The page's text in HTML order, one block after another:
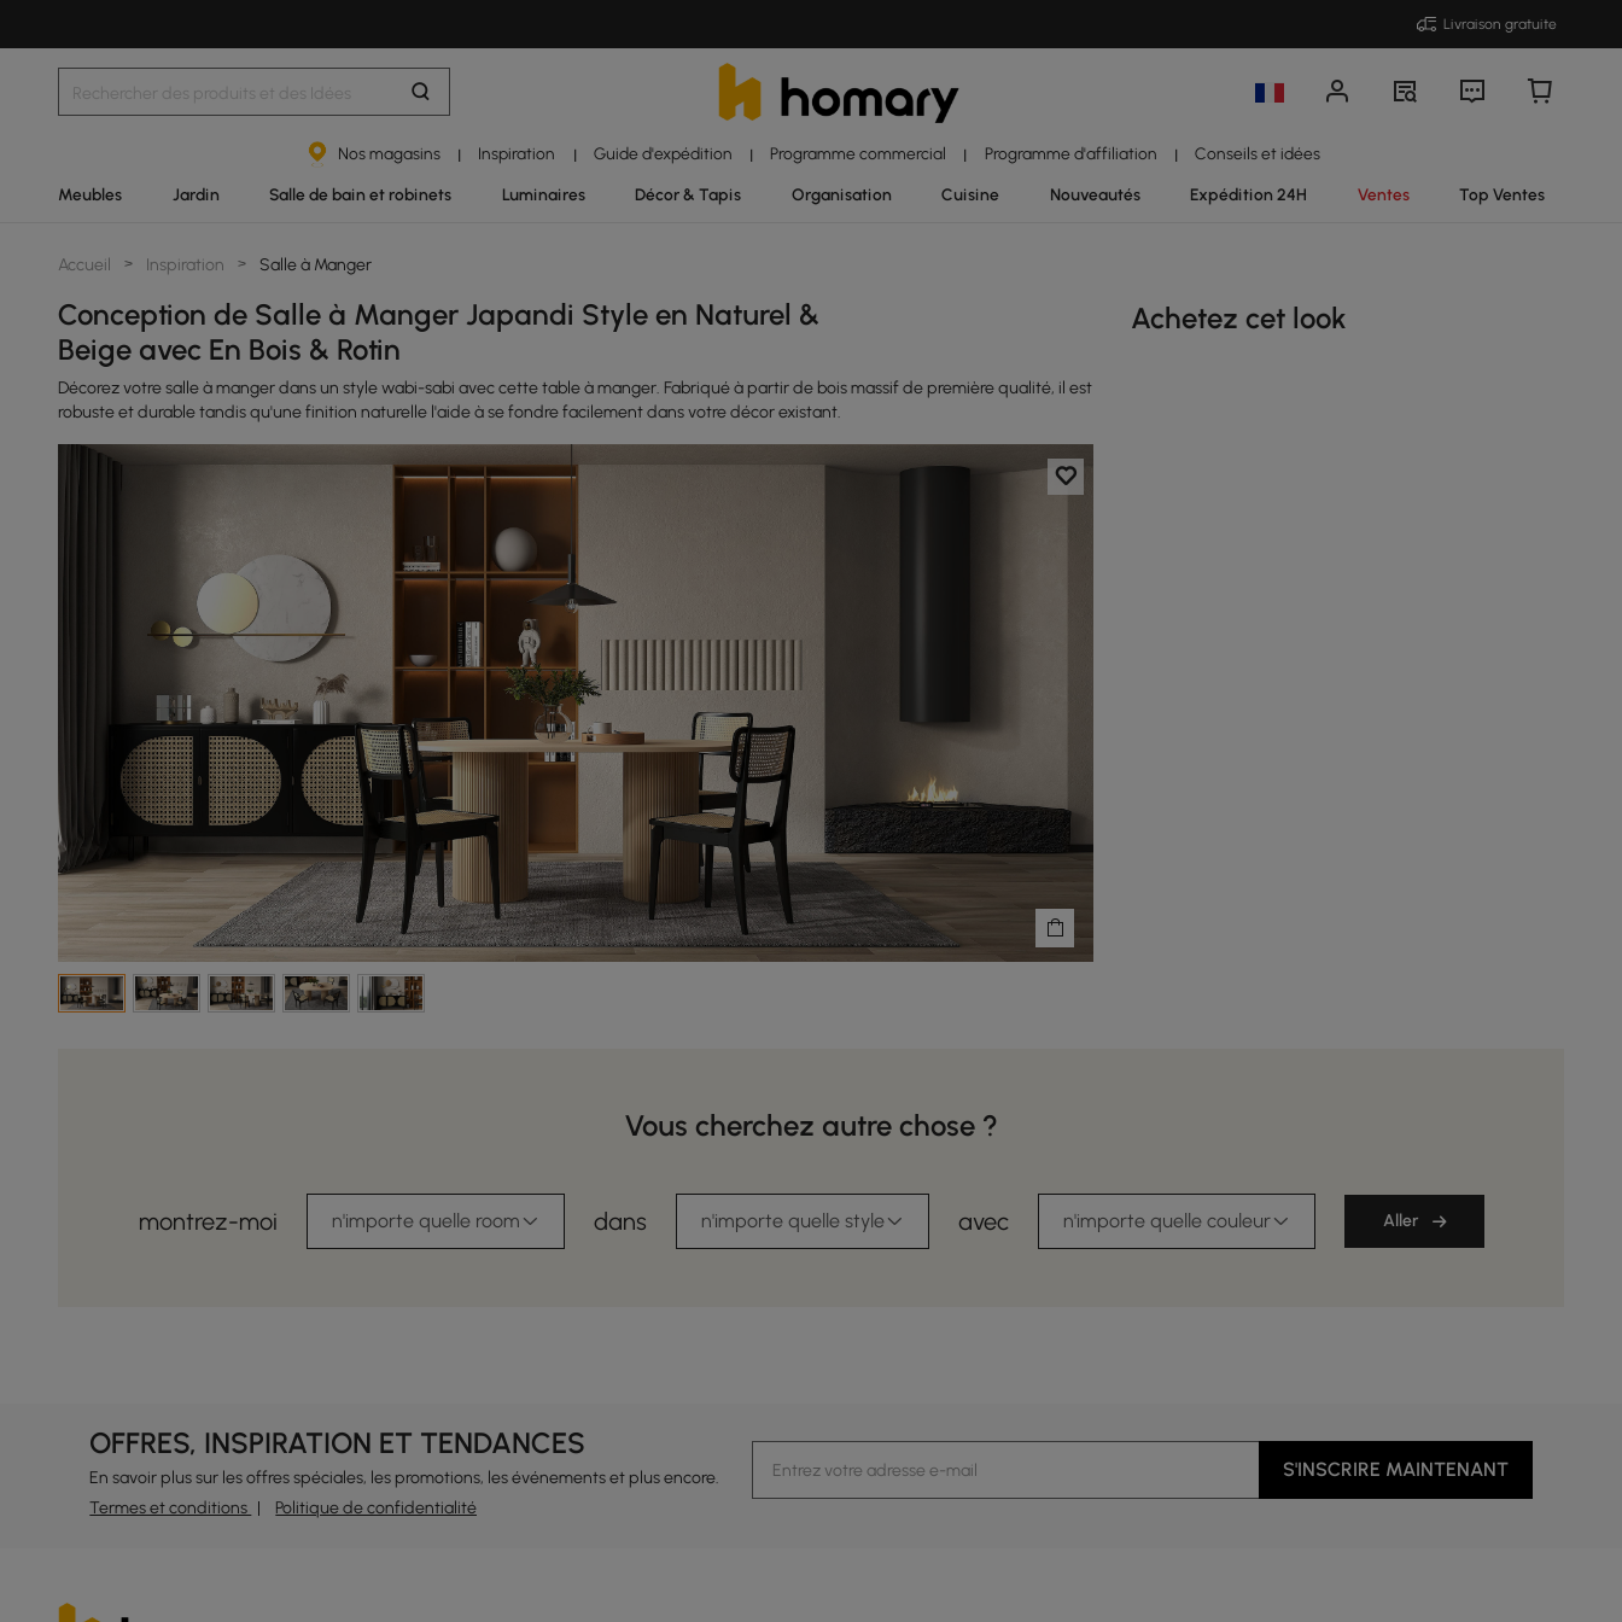
Livraison gratuite
Nos magasins | Inspiration | Guide d'expédition | Programme commercial | Programme d'affiliation | Conseils et idées
Meubles Jardin Salle de bain et robinets Luminaires Décor & Tapis Organisation Cuisine Nouveautés Expédition 24H Ventes Top Ventes
Accueil > Inspiration > Salle à Manger
Conception de Salle à Manger Japandi Style en Naturel &
Beige avec En Bois & Rotin
Décorez votre salle à manger dans un style wabi-sabi avec cette table à manger. Fabriqué à partir de bois massif de première qualité, il est
robuste et durable tandis qu'une finition naturelle l'aide à se fondre facilement dans votre décor existant.
Achetez cet look
Vous cherchez autre chose ?
montrez-moi n'importe quelle room dans n'importe quelle style avec n'importe quelle couleur Aller
OFFRES, INSPIRATION ET TENDANCES
En savoir plus sur les offres spéciales, les promotions, les événements et plus encore.
Termes et conditions
Politique de confidentialité
S'INSCRIRE MAINTENANT